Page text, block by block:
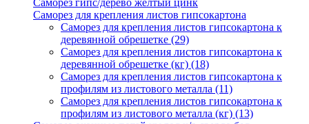
Саморез гипс/дерево желтый цинк
Саморез для крепления листов гипсокартона
Саморез для крепления листов гипсокартона к
деревянной обрешетке (29)
Саморез для крепления листов гипсокартона к
деревянной обрешетке (кг) (18)
Саморез для крепления листов гипсокартона к
профилям из листового металла (11)
Саморез для крепления листов гипсокартона к
профилям из листового металла (кг) (13)